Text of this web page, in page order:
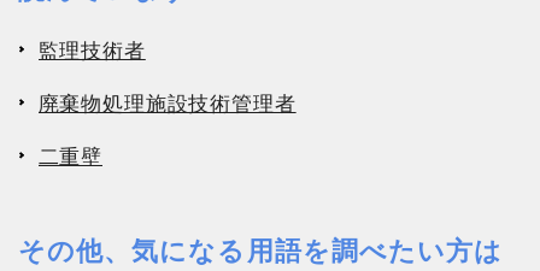
監理技術者
廃棄物処理施設技術管理者
二重壁
その他、気になる用語を調べたい方は